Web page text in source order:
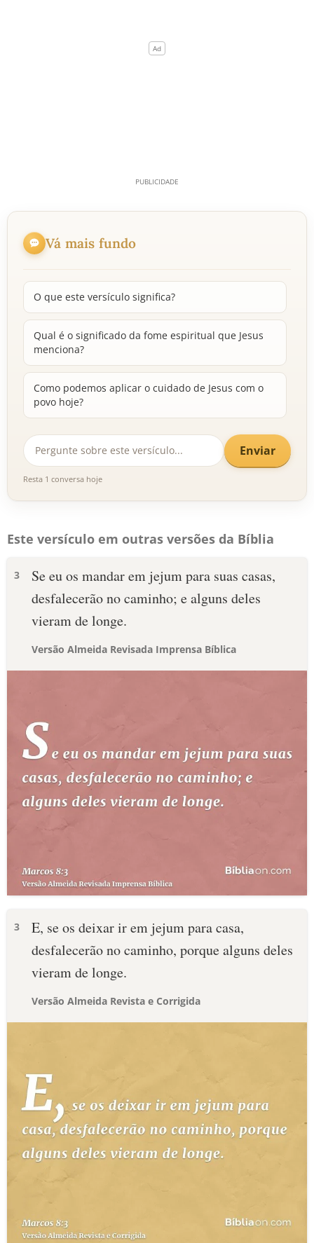
Vá mais fundo
O que este versículo significa?
Qual é o significado da fome espiritual que Jesus
menciona?
Como podemos aplicar o cuidado de Jesus com o
povo hoje?
Enviar
Resta 1 conversa hoje
Este versículo em outras versões da Bíblia
3
Se eu os mandar em jejum para suas casas,
desfalecerão no caminho; e alguns deles
vieram de longe.
Versão Almeida Revisada Imprensa Bíblica
3
E, se os deixar ir em jejum para casa,
desfalecerão no caminho, porque alguns deles
vieram de longe.
Versão Almeida Revista e Corrigida